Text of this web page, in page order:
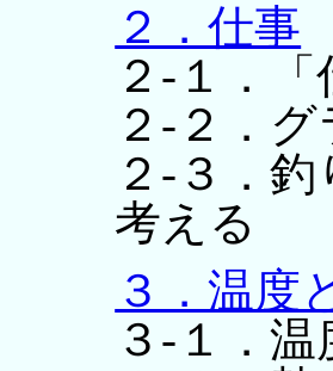
２．仕事
２-１．
２-２．
２-３．
考える
３．温度
３-１．温